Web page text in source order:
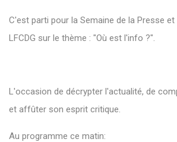
C'est parti pour la Semaine de la Presse et
LFCDG sur le thème : "Où est l'info ?".
L'occasion de décrypter l'actualité, de
et affûter son esprit critique.
Au programme ce matin: